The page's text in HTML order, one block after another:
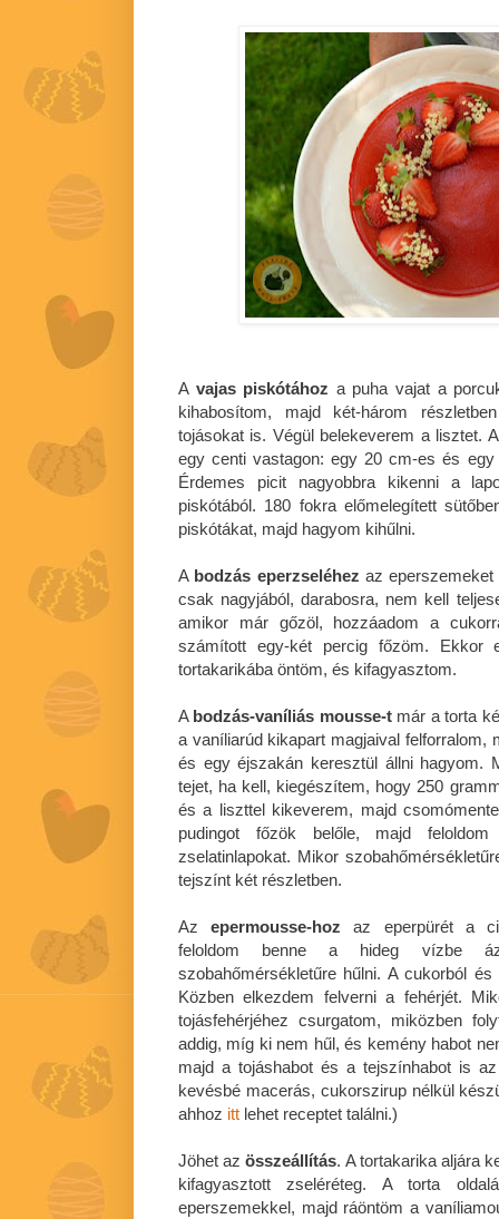
A vajas piskótához a puha vajat a
kihabosítom, majd két-három
tojásokat is. Végül belekeverem a lisztet.
egy centi vastagon: egy 20 cm-es és
Érdemes picit nagyobbra kikenni a
piskótából. 180 fokra előmelegített
piskótákat, majd hagyom kihűlni.
A bodzás eperzseléhez az
csak nagyjából, darabosra, nem kell
amikor már gőzöl, hozzáadom a
számított egy-két percig főzöm. Ekkor
tortakarikába öntöm, és kifagyasztom.
A bodzás-vaníliás mousse-tmár a torta
a vaníliarúd kikapart magjaival felforralom,
és egy éjszakán keresztül állni hagyom.
tejet, ha kell, kiegészítem, hogy 250
és a liszttel kikeverem, majd
pudingot főzök belőle, majd
zselatinlapokat. Mikor
tejszínt két részletben.
Azepermousse-hoz az eperpürét a
feloldom benne a hideg vízbe
szobahőmérsékletűre hűlni. A cukorból
Közben elkezdem felverni a fehérjét.
tojásfehérjéhez csurgatom, miközben
addig, míg ki nem hűl, és kemény habot
majd a tojáshabot és a tejszínhabot is
kevésbé macerás, cukorszirup nélkül
ahhoz itt lehet receptet találni.)
Jöhet azösszeállítás. A tortakarika aljára
kifagyasztott zseléréteg. A torta
eperszemekkel, majd ráöntöm a